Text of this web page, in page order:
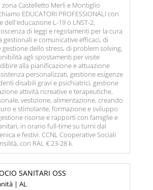
Castelletto Merli e Montiglio
EDUCATORI PROFESSIONALI con
dell'educazione L-19 o LNST-2,
di leggi e regolamenti per la cura
gestionali e comunicative efficaci, di
gestione dello stress, di problem solving,
agli spostamenti per visite
alla pianificazione e attuazione
personalizzati, gestione esigenze
disabili gravi e psichiatrici, gestione
attività ricreative e terapeutiche,
vestizione, alimentazione, creando
e stimolante, formazione e sviluppo
risorse e rapporti con famiglie e
in orario full-time su turni dal
e festivi. CCNL Cooperative Sociali
con RAL € 23-28 k.
SANITARI OSS
| AL